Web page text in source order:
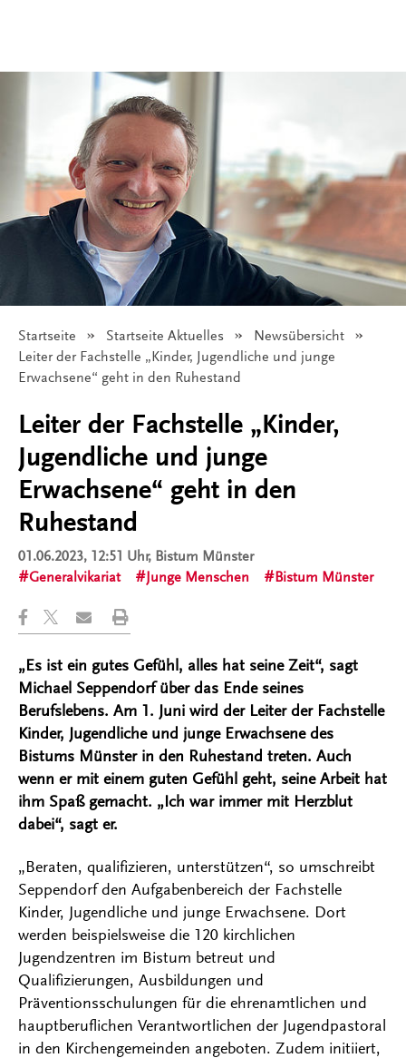
Startseite Startseite Aktuelles
Newsübersicht
Angezeigt:
Leiter der Fachstelle „Kinder, Jugendliche und junge
Erwachsene“ geht in den Ruhestand
Leiter der Fachstelle „Kinder,
Jugendliche und junge
Erwachsene“ geht in den
Ruhestand
01.06.2023, 12:51 Uhr, Bistum Münster
Generalvikariat
Junge Menschen Bistum Münster
„Es ist ein gutes Gefühl, alles hat seine Zeit“, sagt
Michael Seppendorf über das Ende seines
Berufslebens. Am 1. Juni wird der Leiter der Fachstelle
Kinder, Jugendliche und junge Erwachsene des
Bistums Münster in den Ruhestand treten. Auch
wenn er mit einem guten Gefühl geht, seine Arbeit hat
ihm Spaß gemacht. „Ich war immer mit Herzblut
dabei“, sagt er.
„Beraten, qualifizieren, unterstützen“, so umschreibt
Seppendorf den Aufgabenbereich der Fachstelle
Kinder, Jugendliche und junge Erwachsene. Dort
werden beispielsweise die 120 kirchlichen
Jugendzentren im Bistum betreut und
Qualifizierungen, Ausbildungen und
Präventionsschulungen für die ehrenamtlichen und
hauptberuflichen Verantwortlichen der Jugendpastoral
in den Kirchengemeinden angeboten. Zudem initiiert,